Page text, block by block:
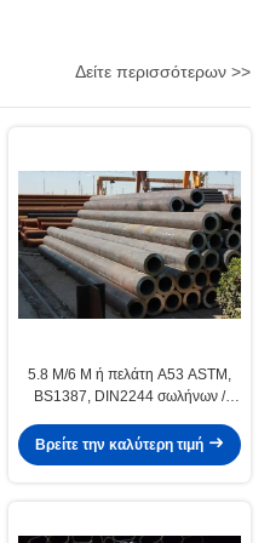
Δείτε περισσότερων >>
5.8 M/6 M ή πελάτη A53 ASTM,
BS1387, DIN2244 σωλήνων /
σωλήνων
Βρείτε την καλύτερη τιμή